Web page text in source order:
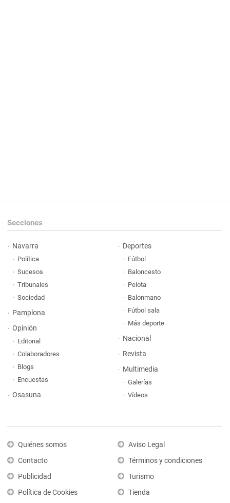
Secciones
Navarra
Política
Sucesos
Tribunales
Sociedad
Pamplona
Opinión
Editorial
Colaboradores
Blogs
Encuestas
Osasuna
Deportes
Fútbol
Baloncesto
Pelota
Balonmano
Fútbol sala
Más deporte
Nacional
Revista
Multimedia
Galerías
Vídeos
Quiénes somos
Contacto
Publicidad
Política de Cookies
Aviso Legal
Términos y condiciones
Turismo
Tienda